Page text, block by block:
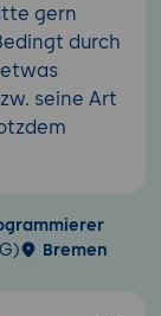
gern
durch
seine Art
Bremen